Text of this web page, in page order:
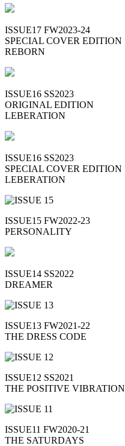
ISSUE17 FW2023-24
SPECIAL COVER EDITION
REBORN
ISSUE16 SS2023
ORIGINAL EDITION
LEBERATION
ISSUE16 SS2023
SPECIAL COVER EDITION
LEBERATION
ISSUE15 FW2022-23
PERSONALITY
ISSUE14 SS2022
DREAMER
ISSUE13 FW2021-22
THE DRESS CODE
ISSUE12 SS2021
THE POSITIVE VIBRATION
ISSUE11 FW2020-21
THE SATURDAYS